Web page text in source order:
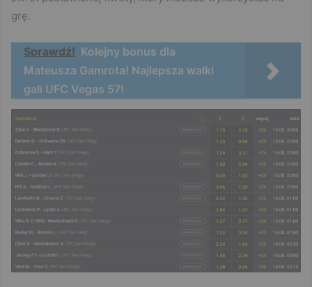
grę.
Sprawdź! Kolejny bonus dla
Mateusza Gamrota! Najlepsza walki
gali UFC Vegas 57!